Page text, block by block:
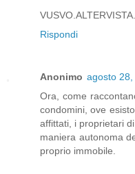
Rispondi
Anonimo agosto 28,
Ora, come
condomini, ove
affittati, i proprietari
maniera autonoma
proprio immobile.